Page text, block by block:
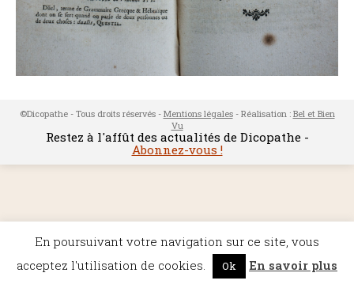
©Dicopathe - Tous droits réservés - Mentions légales- Réalisation : Bel et Bien
Vu
Restez à l'affût des actualités de Dicopathe -
Abonnez-vous !
En poursuivant votre navigation sur ce site, vous
acceptez l'utilisation de cookies.
Ok En savoir plus